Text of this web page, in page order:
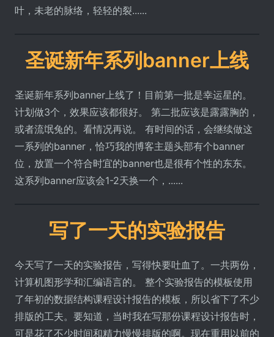
叶，未老的脉络，轻轻的裂......
圣诞新年系列banner上线
圣诞新年系列banner上线了！目前第一批是幸运星的。
计划做3个，效果应该都很好。 第二批应该是露露胸的，
或者流氓兔的。看情况再说。 有时间的话，会继续做这
一系列的banner，恰巧我的博客主题头部有个banner
位，放置一个符合时宜的banner也是很有个性的东东。
这系列banner应该会1-2天换一个，......
写了一天的实验报告
今天写了一天的实验报告，写得快要吐血了。一共两份，
计算机图形学和汇编语言的。 整个实验报告的模板使用
了年初的数据结构课程设计报告的模板，所以省下了不少
排版的工夫。要知道，当时我在写那份课程设计报告时，
可是花了不少时间和精力慢慢排版的啊。现在重用以前的